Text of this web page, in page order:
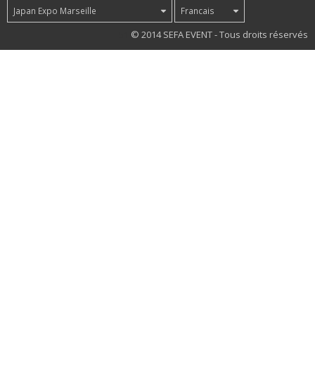
Japan Expo Marseille Francais
© 2014 SEFA EVENT - Tous droits réservés